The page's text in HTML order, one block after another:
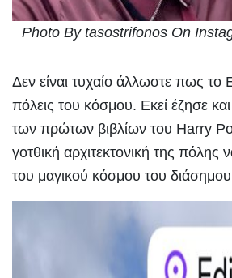
Photo By tasostrifonos On
Δεν είναι τυχαίο άλλωστε πως το
πόλεις του κόσμου. Εκεί έζησε
των πρώτων βιβλίων του Harry
γοτθική αρχιτεκτονική της
του μαγικού κόσμου του